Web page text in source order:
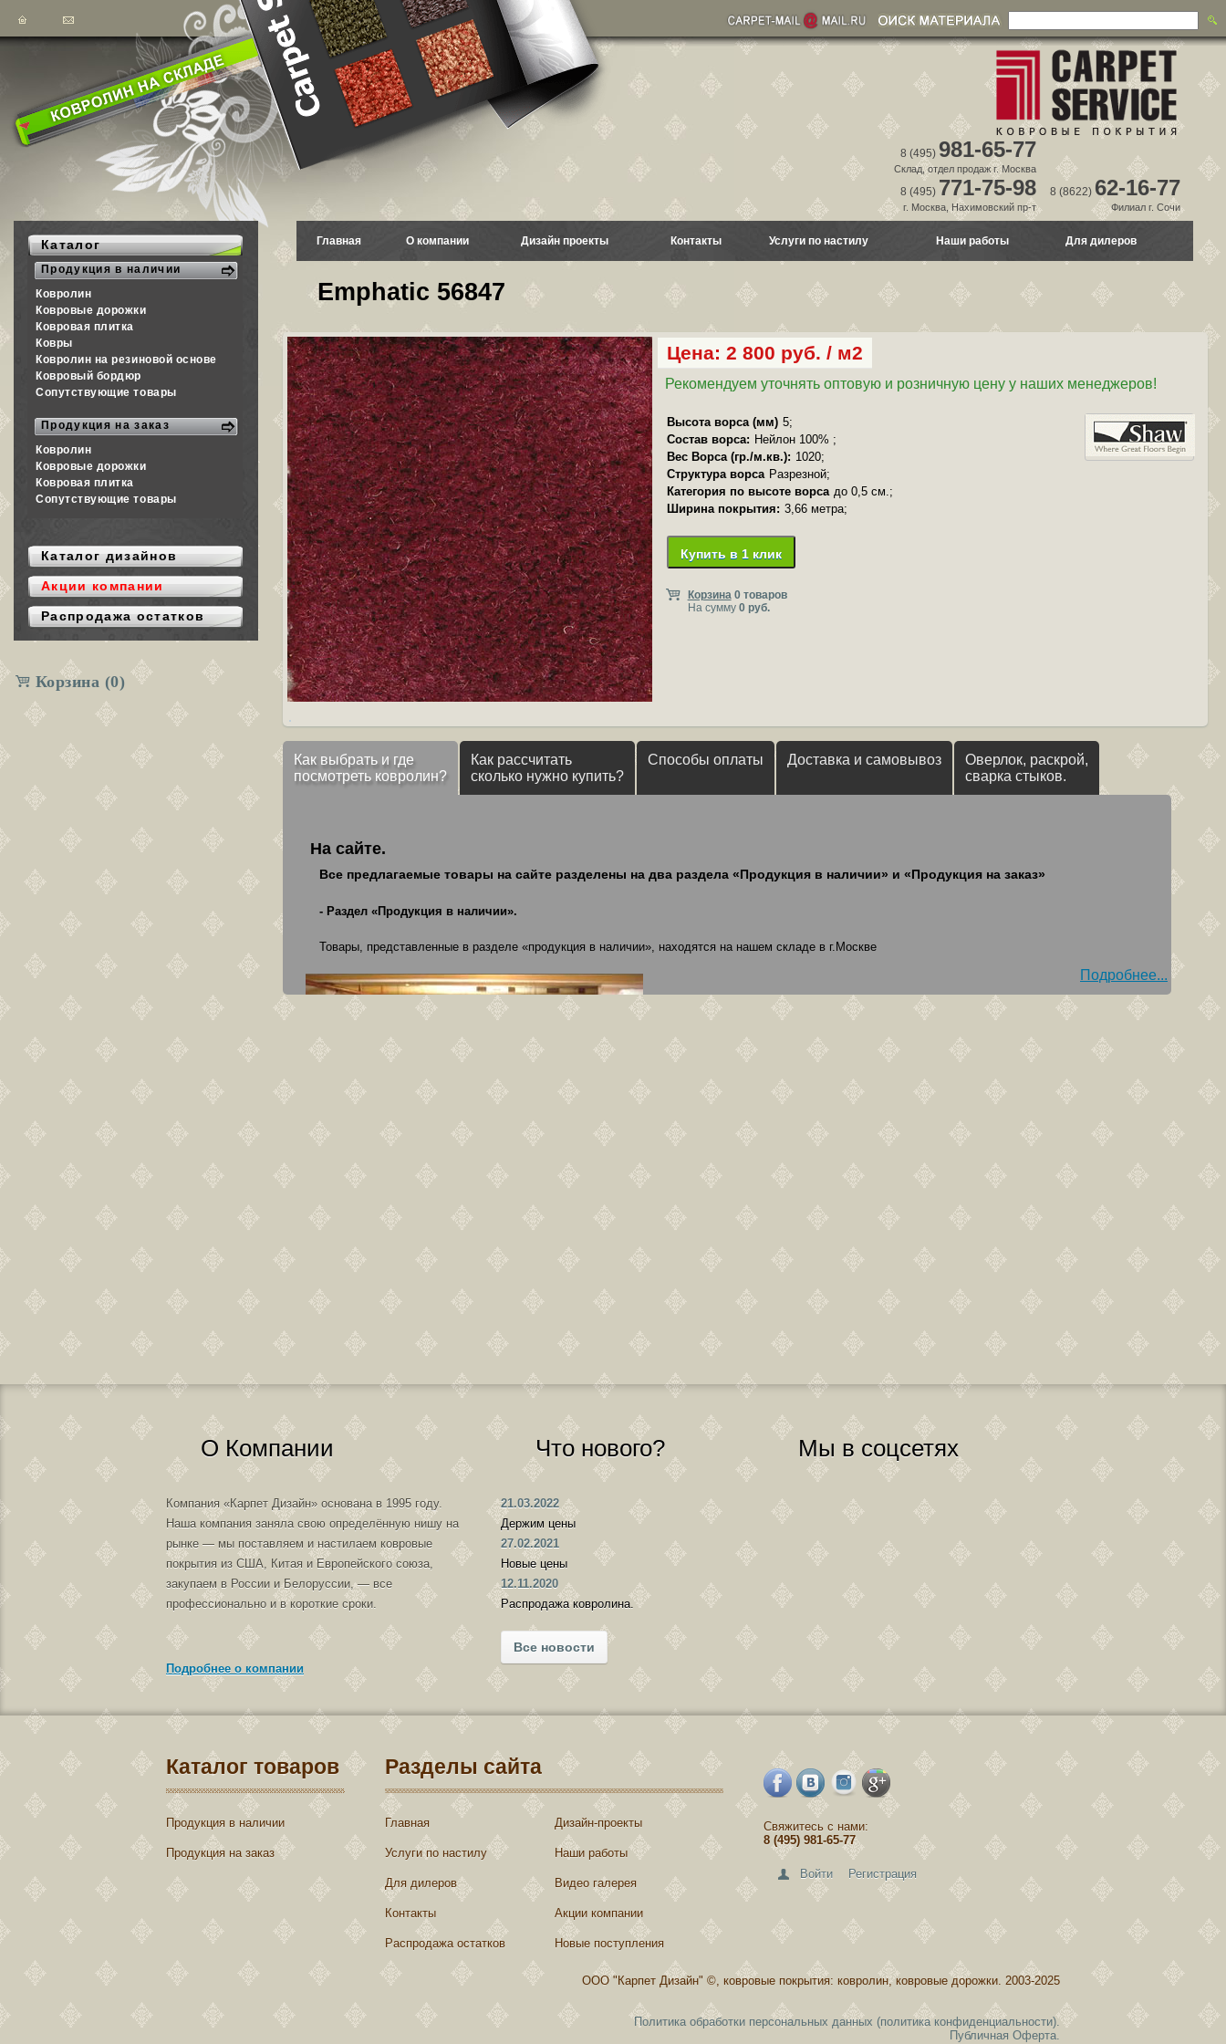
8 (495) 981-65-77
Склад, отдел продаж г. Москва
8 (495) 771-75-98
г. Москва, Нахимовский пр-т
8 (8622) 62-16-77
Филиал г. Сочи
Каталог
Продукция в наличии
Ковролин
Ковровые дорожки
Ковровая плитка
Ковры
Ковролин на резиновой основе
Ковровый бордюр
Сопутствующие товары
Продукция на заказ
Ковролин
Ковровые дорожки
Ковровая плитка
Сопутствующие товары
Каталог дизайнов
Акции компании
Распродажа остатков
Корзина (0)
Главная О компании Дизайн проекты Контакты Услуги по настилу Наши работы Для дилеров
Emphatic 56847
Цена: 2 800 руб. / м2
Рекомендуем уточнять оптовую и розничную цену у наших менеджеров!
Высота ворса (мм) 5;
Состав ворса: Нейлон 100% ;
Вес Ворса (гр./м.кв.): 1020;
Структура ворса Разрезной;
Категория по высоте ворса до 0,5 см.;
Ширина покрытия: 3,66 метра;
Купить в 1 клик
Корзина 0 товаров
На сумму 0 руб.
Как выбрать и где
посмотреть ковролин?
Как рассчитать
сколько нужно купить?
Способы оплаты Доставка и самовывоз
Оверлок, раскрой,
сварка стыков.
На сайте.
Все предлагаемые товары на сайте разделены на два раздела «Продукция в наличии» и «Продукция на заказ»
- Раздел «Продукция в наличии».
Товары, представленные в разделе «продукция в наличии», находятся на нашем складе в г.Москве
Подробнее...
О Компании
Компания «Карпет Дизайн» основана в 1995 году.
Наша компания заняла свою определённую нишу на
рынке — мы поставляем и настилаем ковровые
покрытия из США, Китая и Европейского союза,
закупаем в России и Белоруссии, — все
профессионально и в короткие сроки.
Подробнее о компании
Что нового?
21.03.2022
Держим цены
27.02.2021
Новые цены
12.11.2020
Распродажа ковролина.
Все новости
Мы в соцсетях
Каталог товаров
Продукция в наличии
Продукция на заказ
Разделы сайта
Главная Дизайн-проекты
Услуги по настилу Наши работы
Для дилеров Видео галерея
Контакты Акции компании
Распродажа остатков Новые поступления
Свяжитесь с нами:
8 (495) 981-65-77
Войти Регистрация
ООО "Карпет Дизайн" ©, ковровые покрытия: ковролин, ковровые дорожки. 2003-2025
Политика обработки персональных данных (политика конфиденциальности).
Публичная Оферта.